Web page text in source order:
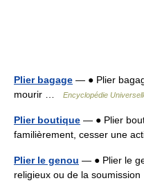
Plier bagage — ● Plier
mourir …
Encyclopédie
Plier boutique — ● Plier
familièrement, cesser une
Plier le genou — ● Plier le
religieux ou de la